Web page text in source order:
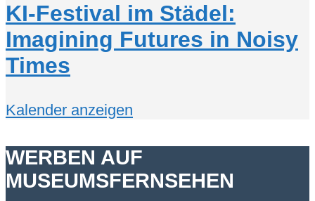
KI-Festival im Städel:
Imagining Futures in Noisy
Times
Kalender anzeigen
WERBEN AUF
MUSEUMSFERNSEHEN